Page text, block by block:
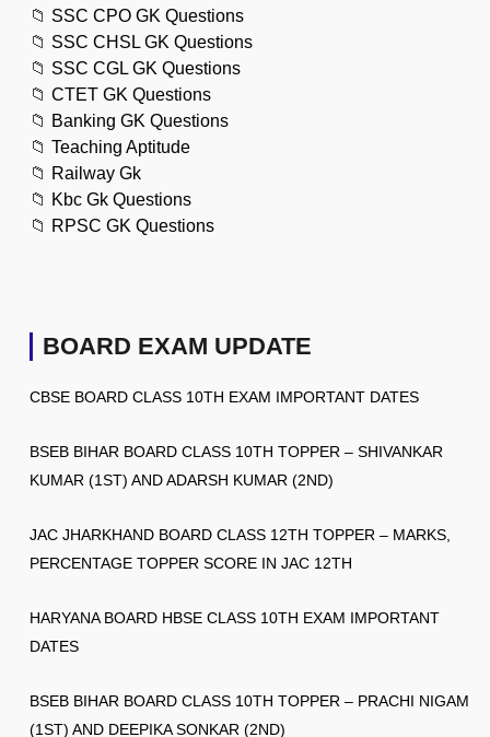
📁 SSC CPO GK Questions
📁 SSC CHSL GK Questions
📁 SSC CGL GK Questions
📁 CTET GK Questions
📁 Banking GK Questions
📁 Teaching Aptitude
📁 Railway Gk
📁 Kbc Gk Questions
📁 RPSC GK Questions
BOARD EXAM UPDATE
CBSE BOARD CLASS 10TH EXAM IMPORTANT DATES
BSEB BIHAR BOARD CLASS 10TH TOPPER – SHIVANKAR
KUMAR (1ST) AND ADARSH KUMAR (2ND)
JAC JHARKHAND BOARD CLASS 12TH TOPPER – MARKS,
PERCENTAGE TOPPER SCORE IN JAC 12TH
HARYANA BOARD HBSE CLASS 10TH EXAM IMPORTANT
DATES
BSEB BIHAR BOARD CLASS 10TH TOPPER – PRACHI NIGAM
(1ST) AND DEEPIKA SONKAR (2ND)